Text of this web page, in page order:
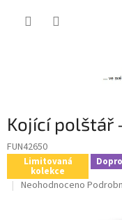
Kojící polštář
FUN42650
Limitovaná
kolekce
Průměrné
Neohodnoceno